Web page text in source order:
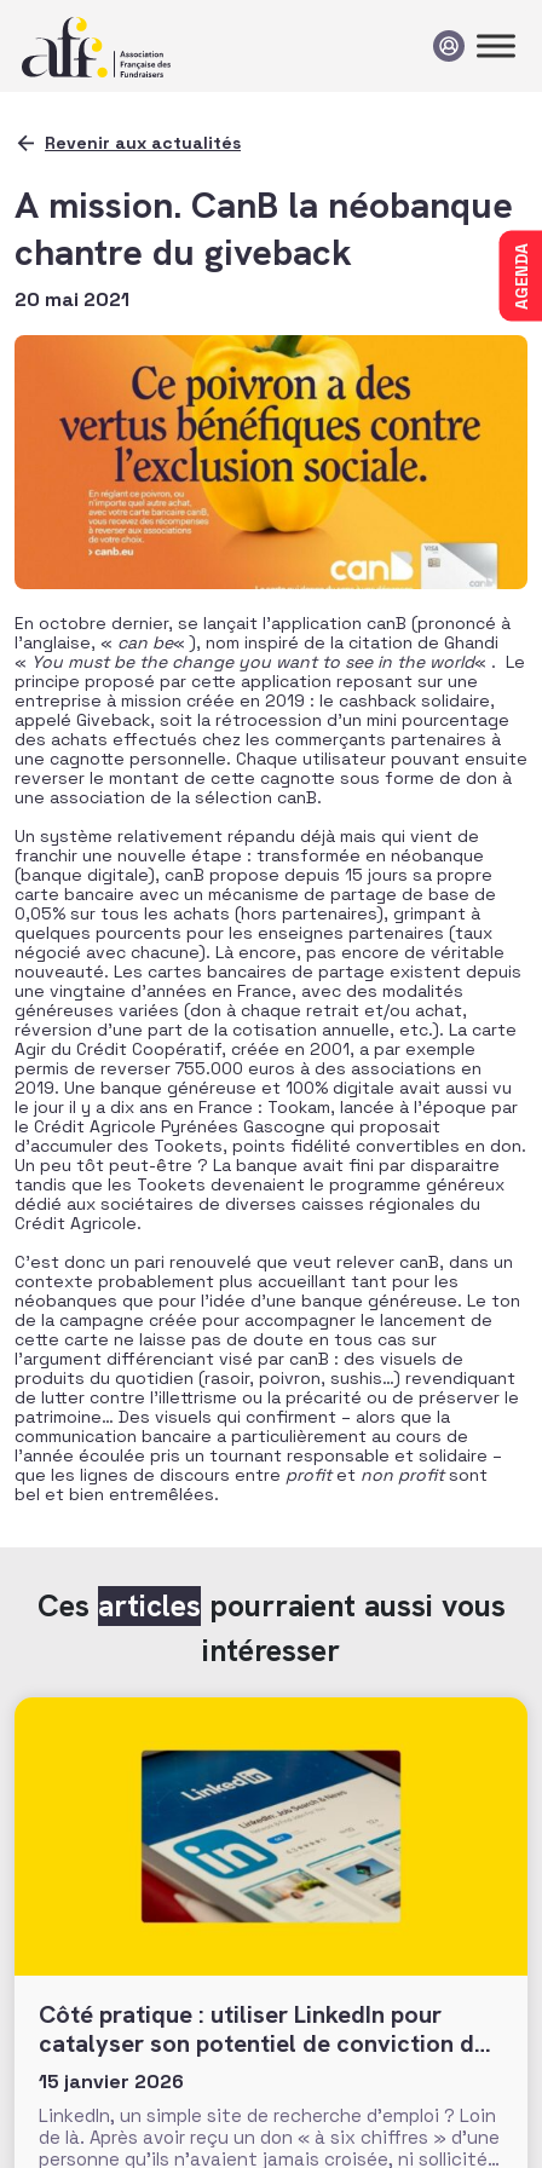
AGENDA
Revenir aux actualités
A mission. CanB la néobanque
chantre du giveback
20 mai 2021
En octobre dernier, se lançait l’application canB (prononcé à
l’anglaise, « can be« ), nom inspiré de la citation de Ghandi
« You must be the change you want to see in the world« . Le
principe proposé par cette application reposant sur une
entreprise à mission créée en 2019 : le cashback solidaire,
appelé Giveback, soit la rétrocession d’un mini pourcentage
des achats effectués chez les commerçants partenaires à
une cagnotte personnelle. Chaque utilisateur pouvant ensuite
reverser le montant de cette cagnotte sous forme de don à
une association de la sélection canB.
Un système relativement répandu déjà mais qui vient de
franchir une nouvelle étape : transformée en néobanque
(banque digitale), canB propose depuis 15 jours sa propre
carte bancaire avec un mécanisme de partage de base de
0,05% sur tous les achats (hors partenaires), grimpant à
quelques pourcents pour les enseignes partenaires (taux
négocié avec chacune). Là encore, pas encore de véritable
nouveauté. Les cartes bancaires de partage existent depuis
une vingtaine d’années en France, avec des modalités
généreuses variées (don à chaque retrait et/ou achat,
réversion d’une part de la cotisation annuelle, etc.). La carte
Agir du Crédit Coopératif, créée en 2001, a par exemple
permis de reverser 755.000 euros à des associations en
2019. Une banque généreuse et 100% digitale avait aussi vu
le jour il y a dix ans en France : Tookam, lancée à l’époque par
le Crédit Agricole Pyrénées Gascogne qui proposait
d’accumuler des Tookets, points fidélité convertibles en don.
Un peu tôt peut-être ? La banque avait fini par disparaitre
tandis que les Tookets devenaient le programme généreux
dédié aux sociétaires de diverses caisses régionales du
Crédit Agricole.
C’est donc un pari renouvelé que veut relever canB, dans un
contexte probablement plus accueillant tant pour les
néobanques que pour l’idée d’une banque généreuse. Le ton
de la campagne créée pour accompagner le lancement de
cette carte ne laisse pas de doute en tous cas sur
l’argument différenciant visé par canB : des visuels de
produits du quotidien (rasoir, poivron, sushis…) revendiquant
de lutter contre l’illettrisme ou la précarité ou de préserver le
patrimoine… Des visuels qui confirment – alors que la
communication bancaire a particulièrement au cours de
l’année écoulée pris un tournant responsable et solidaire –
que les lignes de discours entre profitet non profitsont
bel et bien entremêlées.
Ces articles pourraient aussi vous
intéresser
Côté pratique : utiliser LinkedIn pour
catalyser son potentiel de conviction des
donateurs
15 janvier 2026
LinkedIn, un simple site de recherche d’emploi ? Loin
de là. Après avoir reçu un don « à six chiffres » d’une
personne qu’ils n’avaient jamais croisée, ni sollicitée,